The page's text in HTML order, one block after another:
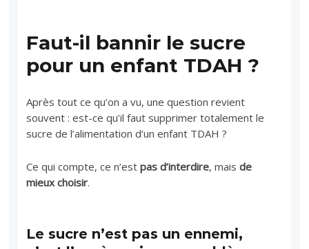
Faut-il bannir le sucre
pour un enfant TDAH ?
Après tout ce qu’on a vu, une question revient
souvent : est-ce qu’il faut supprimer totalement le
sucre de l’alimentation d’un enfant TDAH ?
Ce qui compte, ce n’estpas d’interdire, maisde
mieux choisir.
Le sucre n’est pas un ennemi,